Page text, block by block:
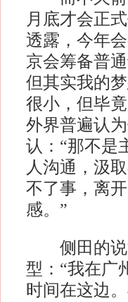
月底才会正
透露，今年
京会筹备普
但其实我的
很小，但毕
外界普遍认
认：“那不是
人沟通，汲
不了事，离
感。”
侧田的说
型：“我在广
时间在这边